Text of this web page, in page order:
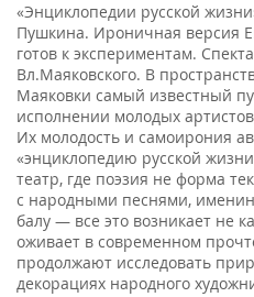
«Энциклопедии русской
Пушкина. Ироничная версия
готов к экспериментам.
Вл.Маяковского. В
Маяковки самый известный
исполнении молодых
Их молодость и самоирония
«энциклопедию русской
театр, где поэзия не форма
с народными песнями,
балу — все это возникает не
оживает в современном
продолжают исследовать
декорациях народного